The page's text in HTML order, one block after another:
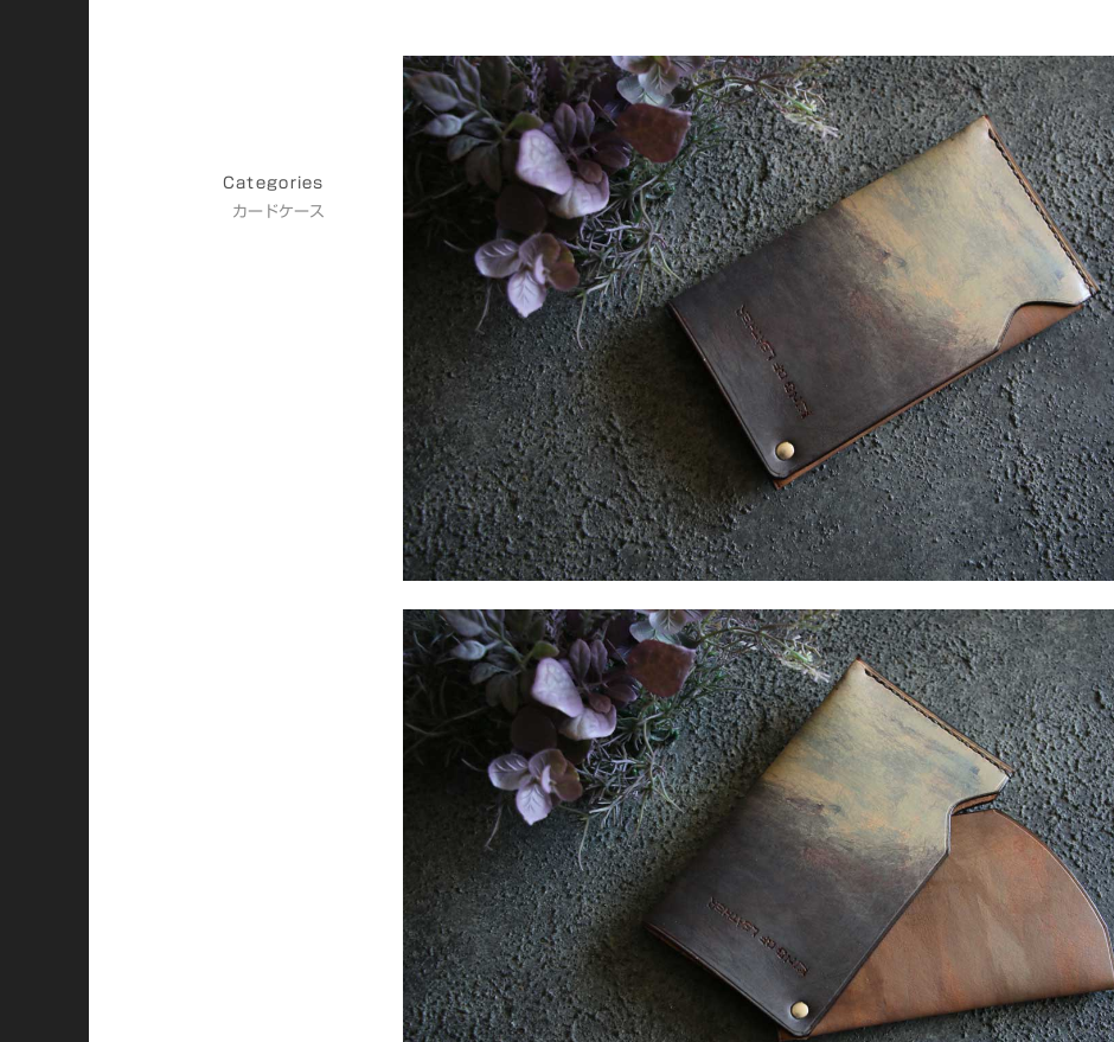
Categories
カードケース